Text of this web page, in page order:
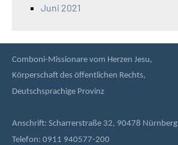
Juni 2021
Comboni-Missionare vom Herzen Jesu,
Körperschaft des öffentlichen Rechts,
Deutschsprachige Provinz
Anschrift: Scharrerstraße 32, 90478 Nürnberg
Telefon: 0911 940577-200